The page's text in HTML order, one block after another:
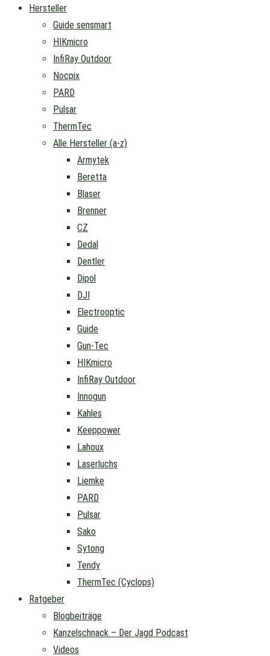
Hersteller
Guide sensmart
HIKmicro
InfiRay Outdoor
Nocpix
PARD
Pulsar
ThermTec
Alle Hersteller (a-z)
Armytek
Beretta
Blaser
Brenner
CZ
Dedal
Dentler
Dipol
DJI
Electrooptic
Guide
Gun-Tec
HIKmicro
InfiRay Outdoor
Innogun
Kahles
Keeppower
Lahoux
Laserluchs
Liemke
PARD
Pulsar
Sako
Sytong
Tendy
ThermTec (Cyclops)
Ratgeber
Blogbeiträge
Kanzelschnack – Der Jagd Podcast
Videos